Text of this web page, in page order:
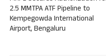
2.5 MMTPA ATF Pipeline to
Kempegowda International
Airport, Bengaluru